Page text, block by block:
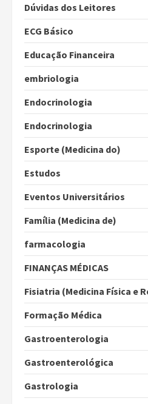
Dúvidas dos Leitores
ECG Básico
Educação Financeira
embriologia
Endocrinologia
Endocrinologia
Esporte (Medicina do)
Estudos
Eventos Universitários
Família (Medicina de)
farmacologia
FINANÇAS MÉDICAS
Fisiatria (Medicina Física e
Formação Médica
Gastroenterologia
Gastroenterológica
Gastrologia